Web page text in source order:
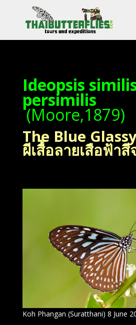
Ideopsis
persimilis
(Moore,1879)
The Blue
ผีเสื้อลายเสือฟ้าสี
Koh Phangan (Suratthani) 8 June